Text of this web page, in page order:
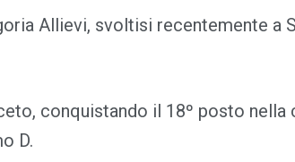
Allievi, svoltisi recentemente a
conquistando il 18º posto
D.